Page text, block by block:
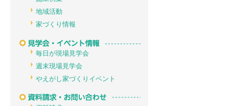
地域活動
家づくり情報
毎日が現場見学会
週末現場見学会
やえがし家づくりイベント